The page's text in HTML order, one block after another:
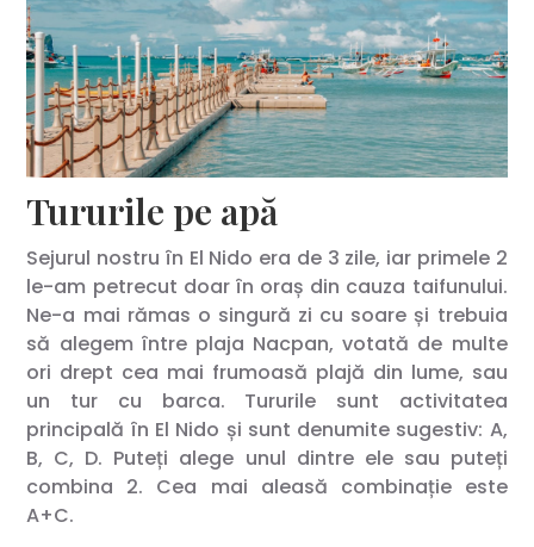
Tururile pe apă
Sejurul nostru în El Nido era de 3 zile, iar primele 2
le-am petrecut doar în oraș din cauza taifunului.
Ne-a mai rămas o singură zi cu soare și trebuia
să alegem între plaja Nacpan, votată de multe
ori drept cea mai frumoasă plajă din lume, sau
un tur cu barca. Tururile sunt activitatea
principală în El Nido și sunt denumite sugestiv: A,
B, C, D. Puteți alege unul dintre ele sau puteți
combina 2. Cea mai aleasă combinație este
A+C.